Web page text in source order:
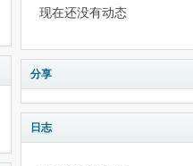
现在还没有动态
分享
日志